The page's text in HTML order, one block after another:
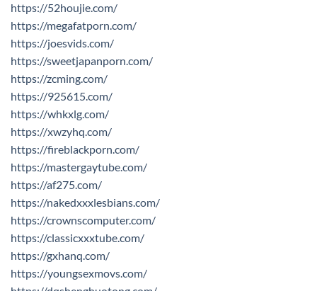
https://52houjie.com/
https://megafatporn.com/
https://joesvids.com/
https://sweetjapanporn.com/
https://zcming.com/
https://925615.com/
https://whkxlg.com/
https://xwzyhq.com/
https://fireblackporn.com/
https://mastergaytube.com/
https://af275.com/
https://nakedxxxlesbians.com/
https://crownscomputer.com/
https://classicxxxtube.com/
https://gxhanq.com/
https://youngsexmovs.com/